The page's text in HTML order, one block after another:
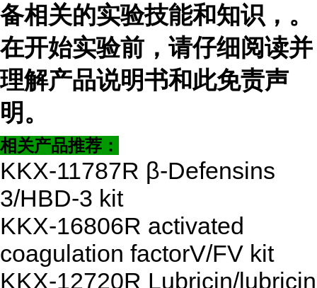
备相关的实验技能和知识， 。
在开始实验前，请仔细阅读并
理解产品说明书和此免责声
明。
相关产品推荐：
KKX-11787R β-Defensins
3/HBD-3 kit
KKX-16806R activated
coagulation factorV/FV kit
KKX-12720R Lubricin/lubricin